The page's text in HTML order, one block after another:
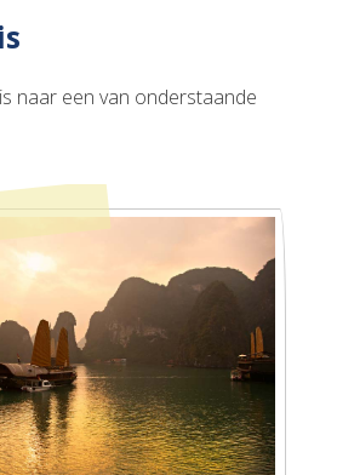
naar een van onderstaande